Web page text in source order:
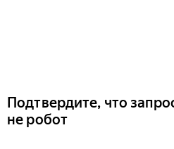
Подтвердите, что
не робот